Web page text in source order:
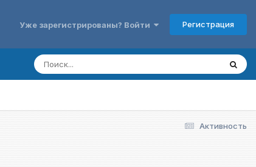
Уже зарегистрированы? Войти Регистрация
Активность